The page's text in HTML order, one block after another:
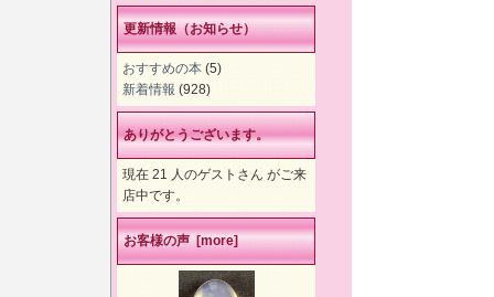
更新情報（お知らせ）
おすすめの本 (5)
新着情報 (928)
ありがとうございます。
現在 21 人のゲストさん がご来
店中です。
お客様の声 [more]